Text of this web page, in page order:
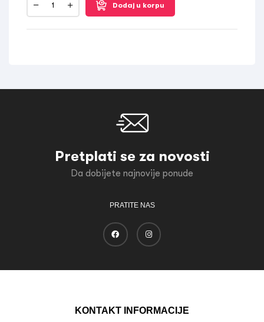
Dodaj u korpu
Pretplati se za novosti
Da dobijete najnovije ponude
PRATITE NAS
KONTAKT INFORMACIJE